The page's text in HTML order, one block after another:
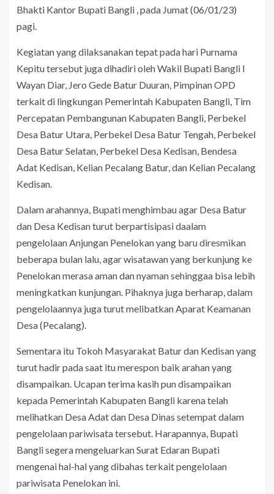
Bhakti Kantor Bupati Bangli , pada Jumat (06/01/23)
pagi.
Kegiatan yang dilaksanakan tepat pada hari Purnama
Kepitu tersebut juga dihadiri oleh Wakil Bupati Bangli I
Wayan Diar, Jero Gede Batur Duuran, Pimpinan OPD
terkait di lingkungan Pemerintah Kabupaten Bangli, Tim
Percepatan Pembangunan Kabupaten Bangli, Perbekel
Desa Batur Utara, Perbekel Desa Batur Tengah, Perbekel
Desa Batur Selatan, Perbekel Desa Kedisan, Bendesa
Adat Kedisan, Kelian Pecalang Batur, dan Kelian Pecalang
Kedisan.
Dalam arahannya, Bupati menghimbau agar Desa Batur
dan Desa Kedisan turut berpartisipasi daalam
pengelolaan Anjungan Penelokan yang baru diresmikan
beberapa bulan lalu, agar wisatawan yang berkunjung ke
Penelokan merasa aman dan nyaman sehinggaa bisa lebih
meningkatkan kunjungan. Pihaknya juga berharap, dalam
pengelolaannya juga turut melibatkan Aparat Keamanan
Desa (Pecalang).
Sementara itu Tokoh Masyarakat Batur dan Kedisan yang
turut hadir pada saat itu merespon baik arahan yang
disampaikan. Ucapan terima kasih pun disampaikan
kepada Pemerintah Kabupaten Bangli karena telah
melihatkan Desa Adat dan Desa Dinas setempat dalam
pengelolaan pariwisata tersebut. Harapannya, Bupati
Bangli segera mengeluarkan Surat Edaran Bupati
mengenai hal-hal yang dibahas terkait pengelolaan
pariwisata Penelokan ini.